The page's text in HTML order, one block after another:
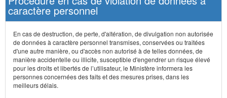
caractère personnel
En cas de destruction, de perte, d'altération, de divulgation non autorisée
de données à caractère personnel transmises, conservées ou traitées
d'une autre manière, ou d'accès non autorisé à de telles données, de
manière accidentelle ou illicite, susceptible d'engendrer un risque élevé
pour les droits et libertés de l’utilisateur, le Ministère informera les
personnes concernées des faits et des mesures prises, dans les
meilleurs délais.